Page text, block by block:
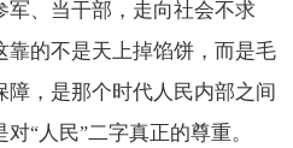
、当干部，走向社会不求
靠的不是天上掉馅饼，而是毛
，是那个时代人民内部之间
对“人民”二字真正的尊重。